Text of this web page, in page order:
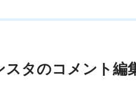
スタのコメント編